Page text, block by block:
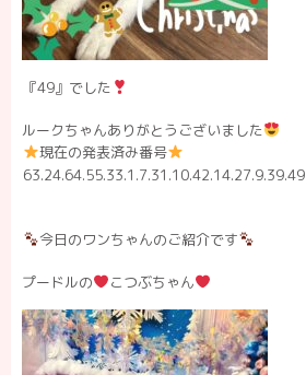
『49』でした
ルークちゃんありがとうございました
現在の発表済み番号
63.24.64.55.33.1.7.31.10.42.14.27.9.39.49
今日のワンちゃんのご紹介です
プードルの こつぶちゃん